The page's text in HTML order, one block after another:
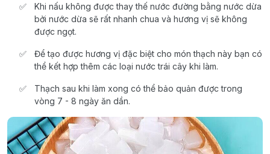
Khi nấu không được thay thế nước đường bằng nước dừa
bởi nước dừa sẽ rất nhanh chua và hương vị sẽ không
được ngọt.
Để tạo được hương vị đặc biệt cho món thạch này bạn có
thể kết hợp thêm các loại nước trái cây khi làm.
Thạch sau khi làm xong có thể bảo quản được trong
vòng 7 - 8 ngày ăn dần.